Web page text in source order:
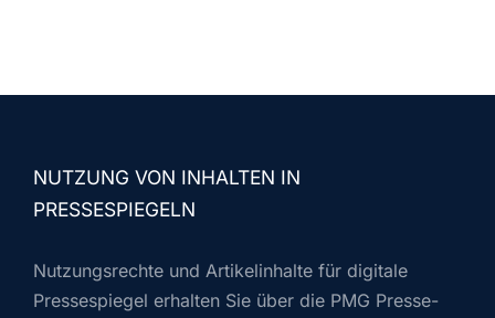
NUTZUNG VON INHALTEN IN
PRESSESPIEGELN
Nutzungsrechte und Artikelinhalte für digitale
Pressespiegel erhalten Sie über die PMG Presse-